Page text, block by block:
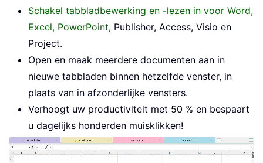
Schakel tabbladbewerking en -lezen in voor Word,
Excel, PowerPoint, Publisher, Access, Visio en
Project.
Open en maak meerdere documenten aan in
nieuwe tabbladen binnen hetzelfde venster, in
plaats van in afzonderlijke vensters.
Verhoogt uw productiviteit met 50 % en bespaart
u dagelijks honderden muisklikken!